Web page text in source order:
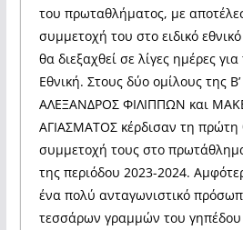
του πρωταθλήματος, με
συμμετοχή του στο ειδικό
θα διεξαχθεί σε λίγες ημέρες
Εθνική. Στους δύο ομίλους της
ΑΛΕΞΑΝΔΡΟΣ ΦΙΛΙΠΠΩΝ και
ΑΓΙΑΣΜΑΤΟΣ κέρδισαν τη πρώτη
συμμετοχή τους στο
της περιόδου 2023-2024.
ένα πολύ ανταγωνιστικό
τεσσάρων γραμμών του γηπέδου